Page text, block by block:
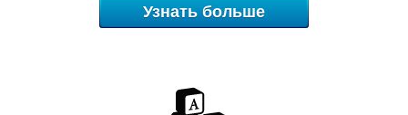
Узнать больше